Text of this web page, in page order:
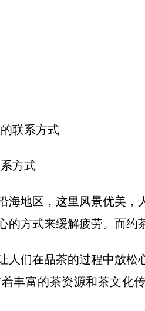
联系方式
方式
海地区，这里风景优美，
方式来缓解疲劳。而约
人们在品茶的过程中放松
丰富的茶资源和茶文化